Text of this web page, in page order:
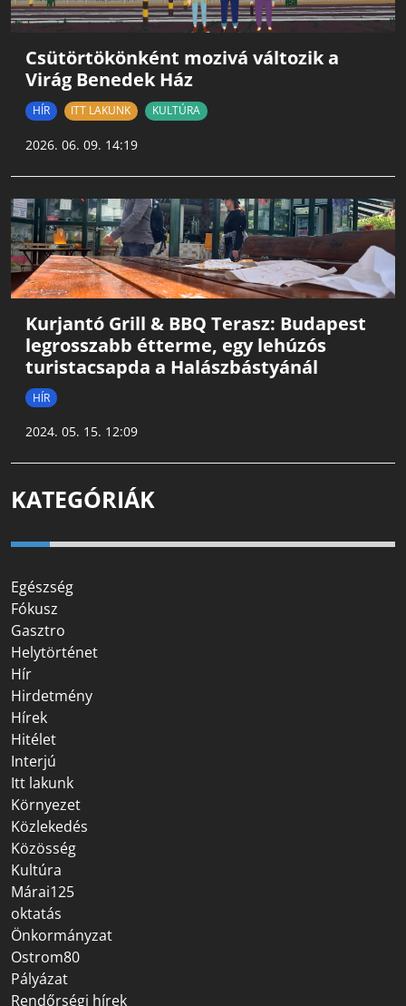
Csütörtökönként mozivá változik a
Virág Benedek Ház
HÍR ITT LAKUNK KULTÚRA
2026. 06. 09. 14:19
Kurjantó Grill & BBQ Terasz: Budapest
legrosszabb étterme, egy lehúzós
turistacsapda a Halászbástyánál
HÍR
2024. 05. 15. 12:09
KATEGÓRIÁK
Egészség
Fókusz
Gasztro
Helytörténet
Hír
Hirdetmény
Hírek
Hitélet
Interjú
Itt lakunk
Környezet
Közlekedés
Közösség
Kultúra
Márai125
oktatás
Önkormányzat
Ostrom80
Pályázat
Rendőrségi hírek